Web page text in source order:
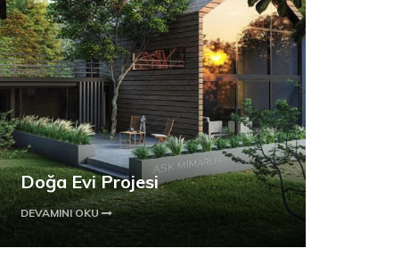
Doğa Evi Projesi
DEVAMINI OKU